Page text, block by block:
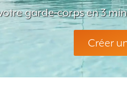
garde-corps en 3
Créer